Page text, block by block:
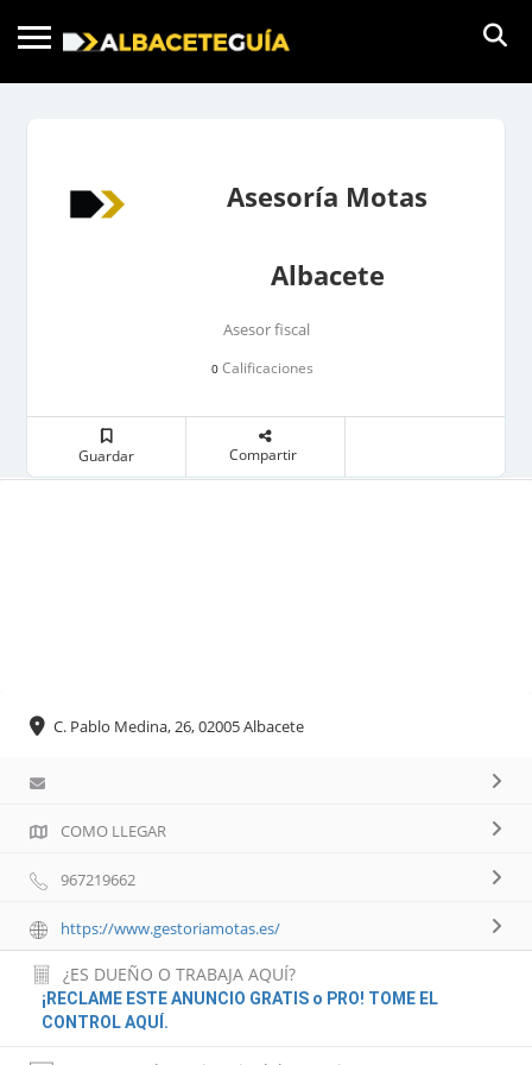
Asesoría Motas
Albacete
Asesor fiscal
0 Calificaciones
Guardar Compartir
C. Pablo Medina, 26, 02005 Albacete
COMO LLEGAR
967219662
https://www.gestoriamotas.es/
¿ES DUEÑO O TRABAJA AQUÍ?
¡RECLAME ESTE ANUNCIO GRATIS o PRO! TOME EL
CONTROL AQUÍ.